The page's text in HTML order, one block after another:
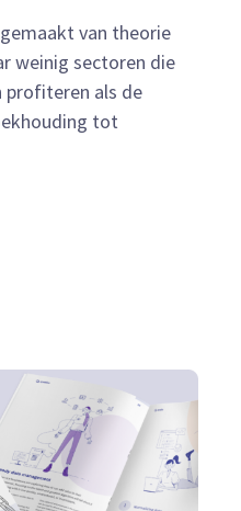
van theorie
weinig sectoren die
profiteren als de
tot